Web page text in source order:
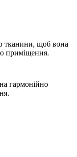
тканини, щоб вона
приміщення.
гармонійно